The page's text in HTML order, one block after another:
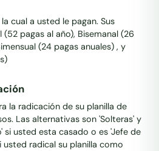
cual a usted le pagan. Sus
pagas al año), Bisemanal (26
(24 pagas anuales) , y
la radicación de su planilla de
Las alternativas son 'Solteras' y
si usted esta casado o es 'Jefe de
usted radical su planilla como